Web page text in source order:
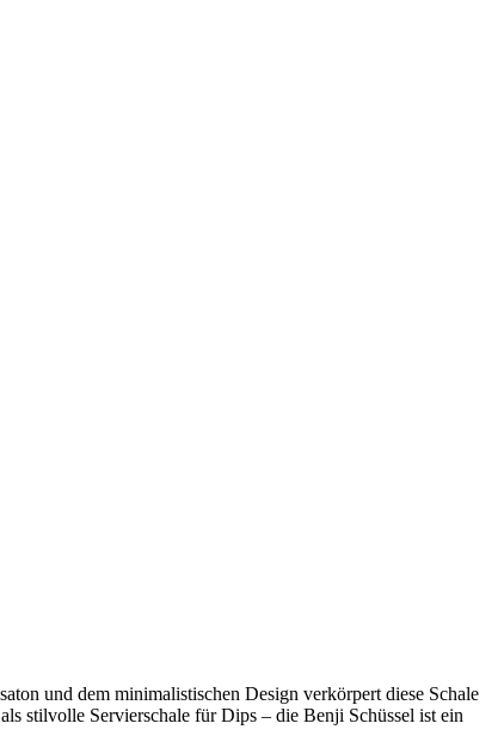
und dem minimalistischen Design verkörpert diese Schale
stilvolle Servierschale für Dips – die Benji Schüssel ist ein